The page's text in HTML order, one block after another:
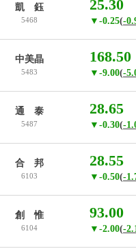
凱 鈺
5468
25.30
▼-0.25(-
中美晶
5483
168.50
▼-9.00(-
通 泰
5487
28.65
▼-0.30(-
合 邦
6103
28.55
▼-0.50(-
創 惟
6104
93.00
▼-2.00(-